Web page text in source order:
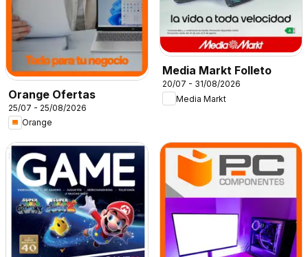
Orange Ofertas
25/07 - 25/08/2026
Orange
Media Markt Folleto
20/07 - 31/08/2026
Media Markt